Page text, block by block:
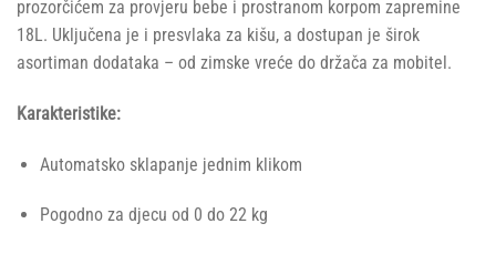
prozorčićem za provjeru bebe i prostranom korpom zapremine
18L. Uključena je i presvlaka za kišu, a dostupan je širok
asortiman dodataka – od zimske vreće do držača za mobitel.
Karakteristike:
Automatsko sklapanje jednim klikom
Pogodno za djecu od 0 do 22 kg